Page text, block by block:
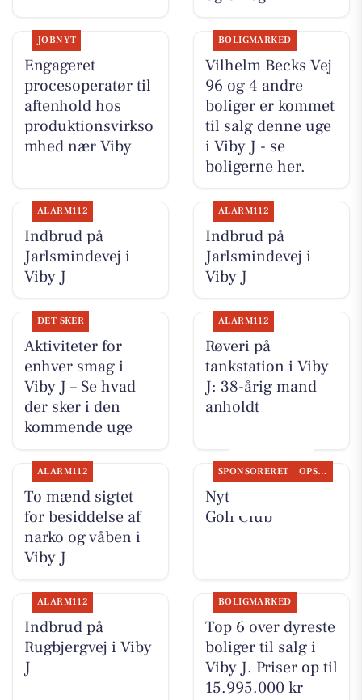
JOBNYT
Engageret
procesoperatør til
aftenhold hos
produktionsvirkso
mhed nær Viby
BOLIGMARKED
Vilhelm Becks Vej
96 og 4 andre
boliger er kommet
til salg denne uge
i Viby J - se
boligerne her.
ALARM112
Indbrud på
Jarlsmindevej i
Viby J
ALARM112
Indbrud på
Jarlsmindevej i
Viby J
DET SKER
Aktiviteter for
enhver smag i
Viby J – Se hvad
der sker i den
kommende uge
ALARM112
Røveri på
tankstation i Viby
J: 38-årig mand
anholdt
ALARM112
To mænd sigtet
for besiddelse af
narko og våben i
Viby J
SPONSORERET OPSLAGSTAVLEN
Nyt fra Aarhus
Golf Club
ALARM112
Indbrud på
Rugbjergvej i Viby
J
BOLIGMARKED
Top 6 over dyreste
boliger til salg i
Viby J. Priser op til
15.995.000 kr